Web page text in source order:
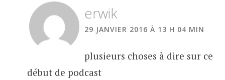
erwik
29 JANVIER 2016 À 13 H 04 MIN
plusieurs choses à dire sur ce
début de podcast